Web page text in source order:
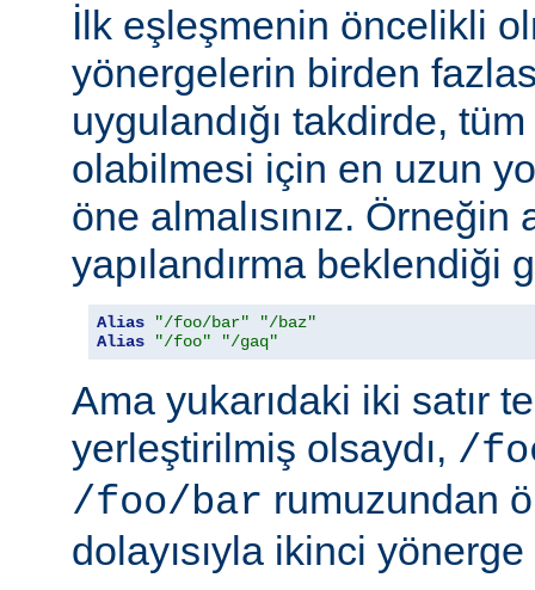
İlk eşleşmenin öncelikli
yönergelerin birden
uygulandığı takdirde,
olabilmesi için en uzun
öne almalısınız. Örneğin
yapılandırma beklendiği
Alias "/foo/bar"
"/baz"
Alias
"/foo" "/gaq"
Ama yukarıdaki iki satır
yerleştirilmiş olsaydı, /
/foo/bar rumuzundan
dolayısıyla ikinci yönerge